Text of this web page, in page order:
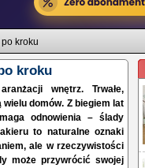
kroku
kroku
wnętrz. Trwałe,
domów. Z biegiem lat
odnowienia – ślady
to naturalne oznaki
ale w rzeczywistości
może przywrócić swojej